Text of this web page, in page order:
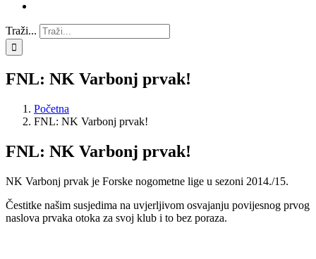
Traži...
FNL: NK Varbonj prvak!
Početna
FNL: NK Varbonj prvak!
FNL: NK Varbonj prvak!
NK Varbonj prvak je Forske nogometne lige u sezoni 2014./15.
Čestitke našim susjedima na uvjerljivom osvajanju povijesnog prvog
naslova prvaka otoka za svoj klub i to bez poraza.